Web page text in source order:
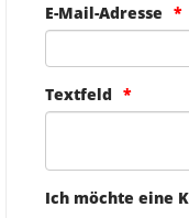
E-Mail-Adresse
Textfeld
Ich möchte eine